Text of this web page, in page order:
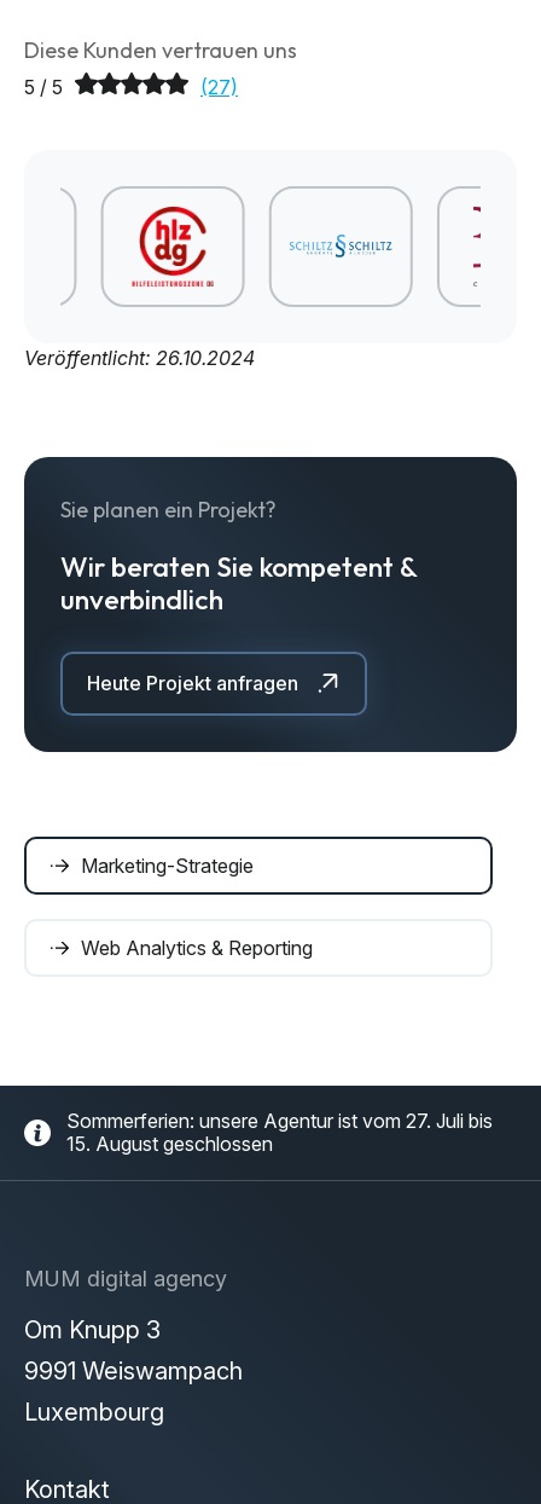
Diese Kunden vertrauen uns
5 / 5 (27)
Veröffentlicht: 26.10.2024
Sie planen ein Projekt?
Wir beraten Sie kompetent &
unverbindlich
Heute Projekt anfragen
Marketing-Strategie
Web Analytics & Reporting
Sommerferien: unsere Agentur ist vom 27. Juli bis
15. August geschlossen
MUM digital agency
Om Knupp 3
9991 Weiswampach
Luxembourg
Kontakt